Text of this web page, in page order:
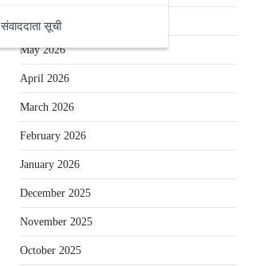
संवाददाता सूची
June 2026
May 2026
April 2026
March 2026
February 2026
January 2026
December 2025
November 2025
October 2025